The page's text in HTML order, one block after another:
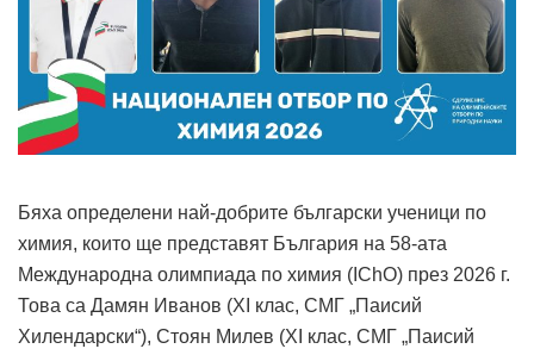
Бяха определени най-добрите български ученици по
химия, които ще представят България на 58-ата
Международна олимпиада по химия (IChO) през 2026 г.
Това са Дамян Иванов (XI клас, СМГ „Паисий
Хилендарски“), Стоян Милев (XI клас, СМГ „Паисий